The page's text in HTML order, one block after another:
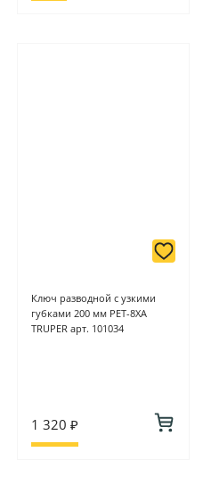
Ключ разводной с узкими
губками 200 мм PET-8XA
TRUPER арт. 101034
1 320 ₽